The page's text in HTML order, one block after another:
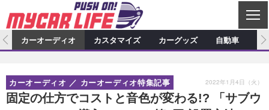
C
L
S
E
カーオーディオ
プロショップ検索 ショップ訪問記
カスタマイズ特集記事 カスタマイズ新製品情報
カーグッズ
カーオーディオ カスタマイズ カーグッズ 自動車
固定の仕方でコストと音色が変わる!? 「サブウ
カーオーディオ カーオーディオ特集記事 2022年1月4日（火）